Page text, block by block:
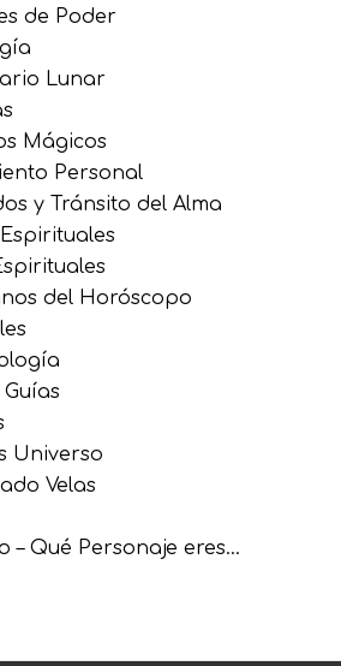
de Poder
Lunar
Mágicos
Personal
y Tránsito del Alma
del Horóscopo
Guías
Universo
Velas
– Qué Personaje eres…